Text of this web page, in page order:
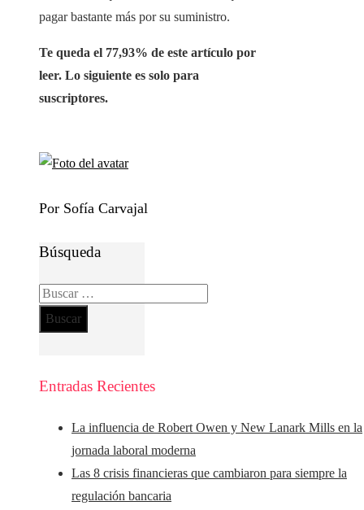
pagar bastante más por su suministro.
Te queda el 77,93% de este artículo por
leer. Lo siguiente es solo para
suscriptores.
Por Sofía Carvajal
Búsqueda
Buscar:
Entradas Recientes
La influencia de Robert Owen y New Lanark Mills en la
jornada laboral moderna
Las 8 crisis financieras que cambiaron para siempre la
regulación bancaria